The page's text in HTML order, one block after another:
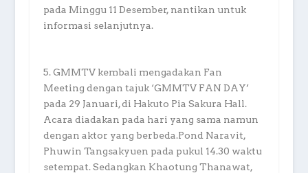
pada Minggu 11 Desember, nantikan untuk
informasi selanjutnya.
5. GMMTV kembali mengadakan Fan
Meeting dengan tajuk ‘GMMTV FAN DAY’
pada 29 Januari, di Hakuto Pia Sakura Hall.
Acara diadakan pada hari yang sama namun
dengan aktor yang berbeda.Pond Naravit,
Phuwin Tangsakyuen pada pukul 14.30 waktu
setempat. Sedangkan Khaotung Thanawat,